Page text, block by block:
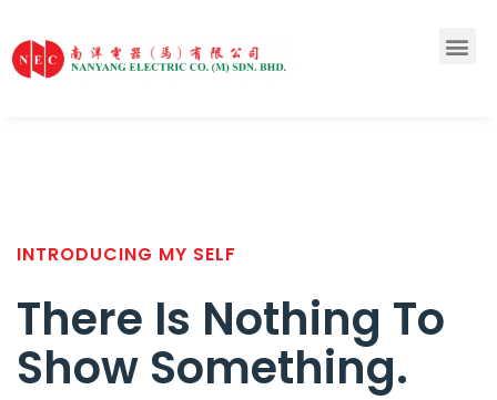
INTRODUCING MY SELF
There Is Nothing To
Show Something.